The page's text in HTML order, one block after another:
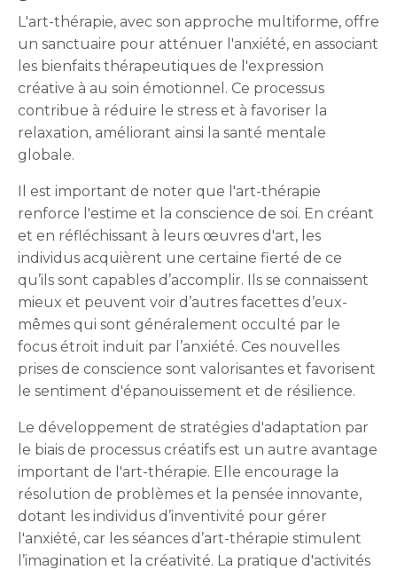
L'art-thérapie, avec son approche multiforme, offre
un sanctuaire pour atténuer l'anxiété, en associant
les bienfaits thérapeutiques de l'expression
créative à au soin émotionnel. Ce processus
contribue à réduire le stress et à favoriser la
relaxation, améliorant ainsi la santé mentale
globale.
Il est important de noter que l'art-thérapie
renforce l'estime et la conscience de soi. En créant
et en réfléchissant à leurs œuvres d'art, les
individus acquièrent une certaine fierté de ce
qu’ils sont capables d’accomplir. Ils se connaissent
mieux et peuvent voir d’autres facettes d’eux-
mêmes qui sont généralement occulté par le
focus étroit induit par l’anxiété. Ces nouvelles
prises de conscience sont valorisantes et favorisent
le sentiment d'épanouissement et de résilience.
Le développement de stratégies d'adaptation par
le biais de processus créatifs est un autre avantage
important de l'art-thérapie. Elle encourage la
résolution de problèmes et la pensée innovante,
dotant les individus d’inventivité pour gérer
l'anxiété, car les séances d’art-thérapie stimulent
l’imagination et la créativité. La pratique d'activités